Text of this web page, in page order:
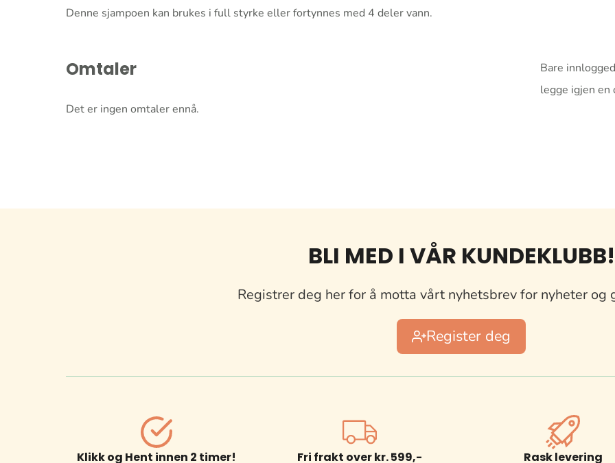
Denne sjampoen kan brukes i full styrke eller fortynnes med 4 deler vann.
Omtaler
Det er ingen omtaler ennå.
Bare
legge igjen en
BLI MED I VÅR KUNDEKLUBB!
Registrer deg her for å motta vårt nyhetsbrev for nyheter og
Register deg
Klikk og Hent innen 2 timer! Fri frakt over kr. 599,- Rask levering